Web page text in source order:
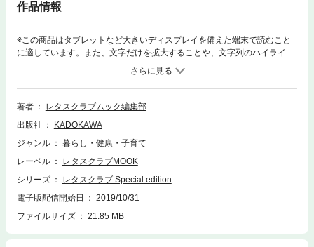
作品情報
※この商品はタブレットなど大きいディスプレイを備えた端末で読むこと
に適しています。また、文字だけを拡大することや、文字列のハイライ
ト、検索、辞書の参照、引用などの機能が使用できません。消費税アップ
で、家計の工夫はますます求められるところ。レタスクラブムックから
「１食分、１人分 材料ほぼ100円」でできる家計にやさしいムックシリ
ーズの第２弾をお届けします。１年を通して安い、豚こま肉、豚ひき肉、
ュームたっぷりのおかずを揃えました。とても１人分ほぼ100円の料理と
は思えない、驚きのレシピが満載です。焼く、炒める、蒸す、揚げる等、
著者
レタスクラブムック編集部
出版社
KADOKAWA
ジャンル
暮らし・健康・子育て
レーベル
レタスクラブMOOK
シリーズ
レタスクラブ Special edition
電子版配信開始日
2019/10/31
ファイルサイズ
21.85 MB